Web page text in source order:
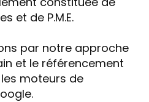
et de P.M.E.
par notre approche
et le référencement
moteurs de